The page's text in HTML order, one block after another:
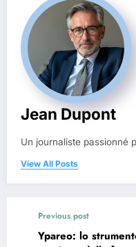
Jean Dupont
Un journaliste passionné
View All Posts
Previous post
Ypareo: lo